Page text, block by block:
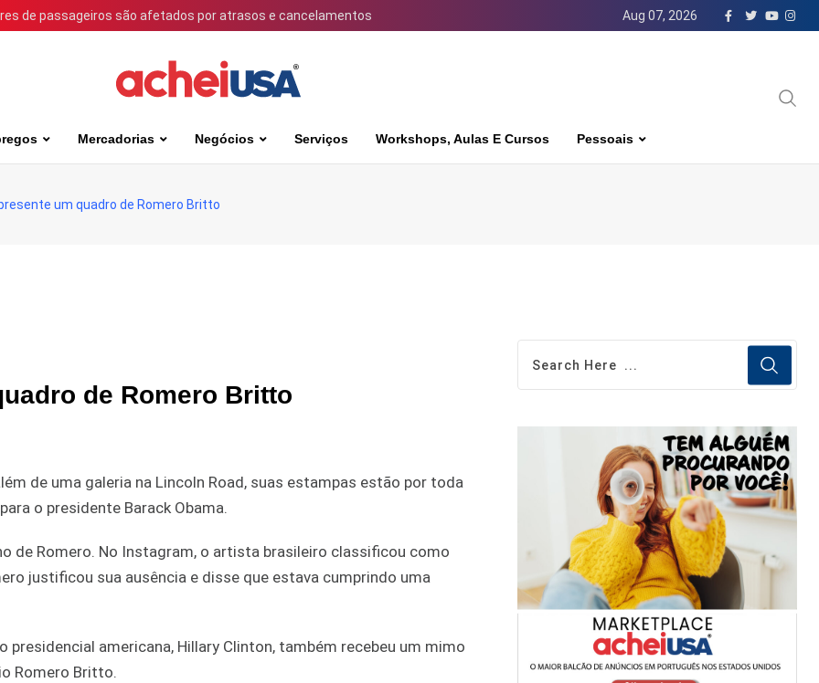
de passageiros são afetados por atrasos e cancelamentos Aug 07, 2026
Mercadorias Negócios Serviços Workshops, Aulas E Cursos Pessoais
um quadro de Romero Britto
de Romero Britto
de uma galeria na Lincoln Road, suas estampas estão por toda
o presidente Barack Obama.
de Romero. No Instagram, o artista brasileiro classificou como
justificou sua ausência e disse que estava cumprindo uma
americana, Hillary Clinton, também recebeu um mimo
Romero Britto.